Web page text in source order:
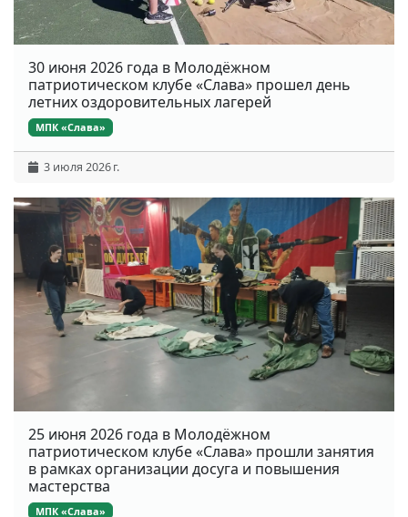
30 июня 2026 года в Молодёжном
патриотическом клубе «Слава» прошел день
летних оздоровительных лагерей
МПК «Слава»
3 июля 2026 г.
25 июня 2026 года в Молодёжном
патриотическом клубе «Слава» прошли занятия
в рамках организации досуга и повышения
мастерства
МПК «Слава»